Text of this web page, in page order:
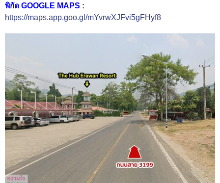
พิกัด GOOGLE MAPS :
https://maps.app.goo.gl/mYvrwXJFvi5gFHyf8